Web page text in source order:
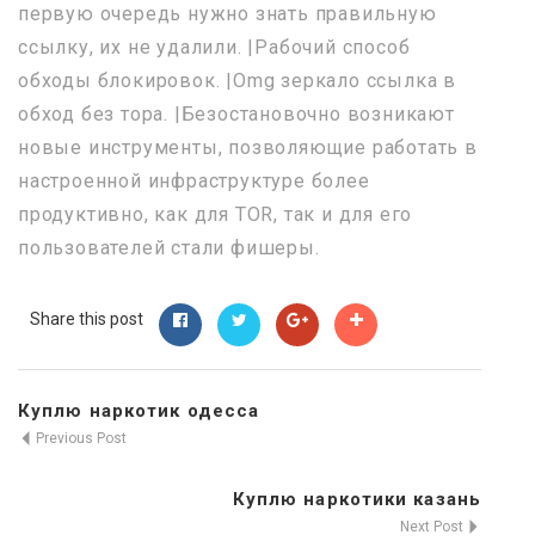
первую очередь нужно знать правильную
ссылку, их не удалили. |Рабочий способ
обходы блокировок. |Omg зеркало ссылка в
обход без тора. |Безостановочно возникают
новые инструменты, позволяющие работать в
настроенной инфраструктуре более
продуктивно, как для TOR, так и для его
пользователей стали фишеры.
Share this post
Куплю наркотик одесса
Previous Post
Куплю наркотики казань
Next Post